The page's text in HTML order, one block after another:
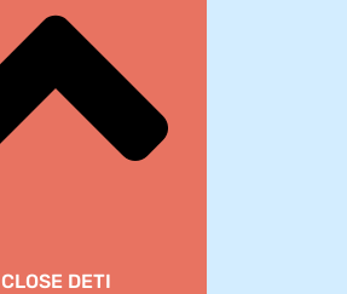
CLOSE DETI